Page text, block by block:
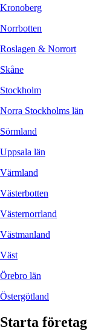
Kronoberg
Norrbotten
Roslagen & Norrort
Skåne
Stockholm
Norra Stockholms län
Sörmland
Uppsala län
Värmland
Västerbotten
Västernorrland
Västmanland
Väst
Örebro län
Östergötland
Starta företag